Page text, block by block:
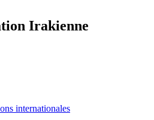
Irakienne
internationales